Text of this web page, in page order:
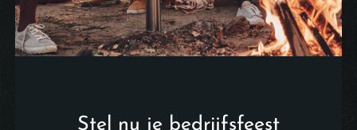
Stel nu je bedrijfsfeest